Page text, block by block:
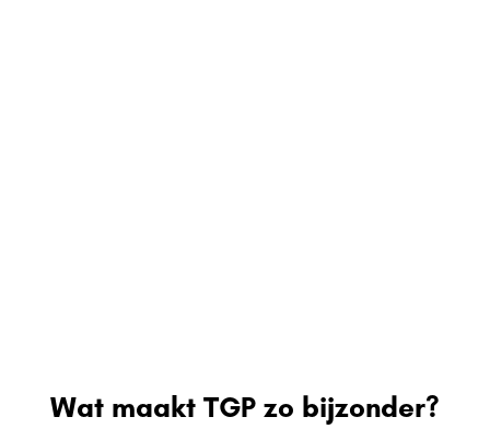
Wat maakt TGP zo bijzonder?